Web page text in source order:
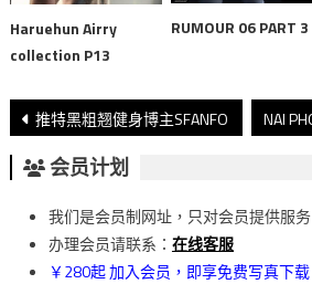
Haruehun Airry
collection P13
RUMOUR 06 PART 3
文
章
導
覽
推特黑粗翘健身博主SFANFO
会员计划
我们是会员制网址，只对会员提供服务
办理会员请联系： 在线客服
￥280起 加入会员，即享免费写真下载